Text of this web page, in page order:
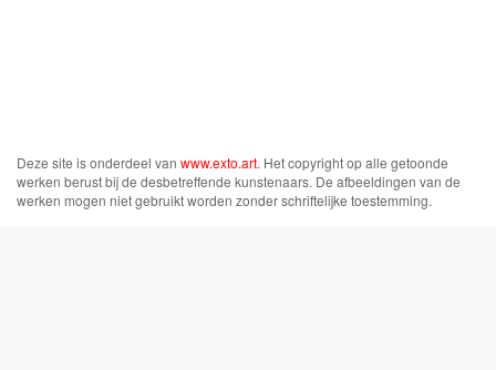
Deze site is onderdeel van www.exto.art. Het copyright op alle getoonde
werken berust bij de desbetreffende kunstenaars. De afbeeldingen van de
werken mogen niet gebruikt worden zonder schriftelijke toestemming.